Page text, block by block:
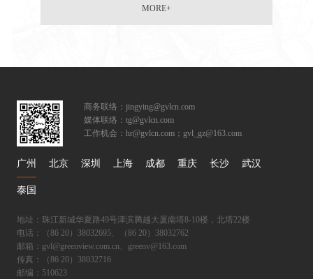
MORE+
商务联络：jingying@gvlcn.com
媒体联络：tg@gvlcn.com
工作机会：hr@gvlcn.com；gvl_gz@163.com
广州 北京 深圳 上海 成都 重庆 长沙 武汉
泰国
地址：珠江新城华夏路49号津滨腾越大厦南塔8-10楼，北塔22楼
电话：（86 20）38032695、（86 20）38032762
邮箱：gvl@greenview.com.cn、greenv@163.com
传真：（86 20）38032716
邮编：510623